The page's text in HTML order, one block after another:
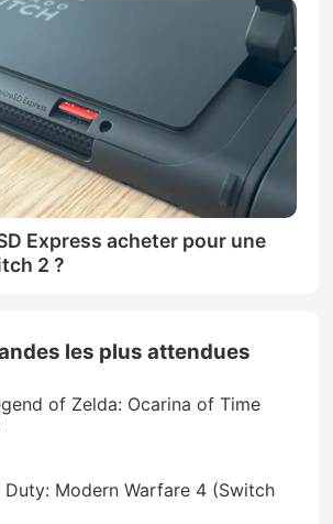
Express acheter pour une
2 ?
les plus attendues
of Zelda: Ocarina of Time
Duty: Modern Warfare 4 (Switch